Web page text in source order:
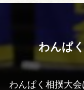
わんぱ
わんぱく相撲大